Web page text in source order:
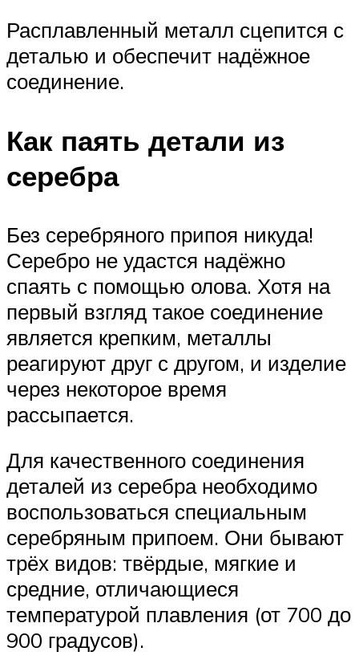
Расплавленный металл сцепится с
деталью и обеспечит надёжное
соединение.
Как паять детали из
серебра
Без серебряного припоя никуда!
Серебро не удастся надёжно
спаять с помощью олова. Хотя на
первый взгляд такое соединение
является крепким, металлы
реагируют друг с другом, и изделие
через некоторое время
рассыпается.
Для качественного соединения
деталей из серебра необходимо
воспользоваться специальным
серебряным припоем. Они бывают
трёх видов: твёрдые, мягкие и
средние, отличающиеся
температурой плавления (от 700 до
900 градусов).